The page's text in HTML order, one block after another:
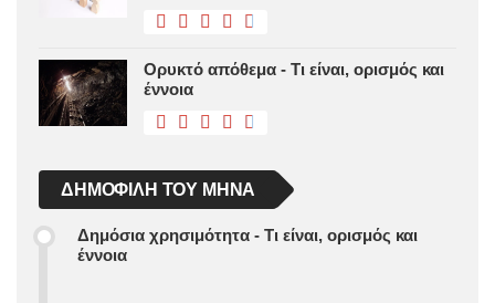
Ορυκτό απόθεμα - Τι είναι, ορισμός και
έννοια
ΔΗΜΟΦΙΛΉ ΤΟΥ ΜΉΝΑ
Δημόσια χρησιμότητα - Τι είναι, ορισμός και
έννοια